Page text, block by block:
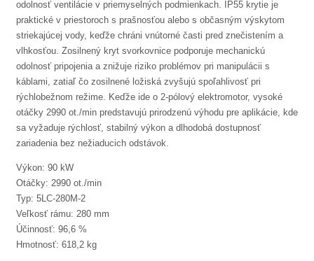
odolnosť ventilácie v priemyselných podmienkach. IP55 krytie je
praktické v priestoroch s prašnosťou alebo s občasným výskytom
striekajúcej vody, keďže chráni vnútorné časti pred znečistením a
vlhkosťou. Zosilnený kryt svorkovnice podporuje mechanickú
odolnosť pripojenia a znižuje riziko problémov pri manipulácii s
káblami, zatiaľ čo zosilnené ložiská zvyšujú spoľahlivosť pri
rýchlobežnom režime. Keďže ide o 2-pólový elektromotor, vysoké
otáčky 2990 ot./min predstavujú prirodzenú výhodu pre aplikácie, kde
sa vyžaduje rýchlosť, stabilný výkon a dlhodobá dostupnosť
zariadenia bez nežiaducich odstávok.
Výkon: 90 kW
Otáčky: 2990 ot./min
Typ: 5LC-280M-2
Veľkosť rámu: 280 mm
Účinnosť: 96,6 %
Hmotnosť: 618,2 kg